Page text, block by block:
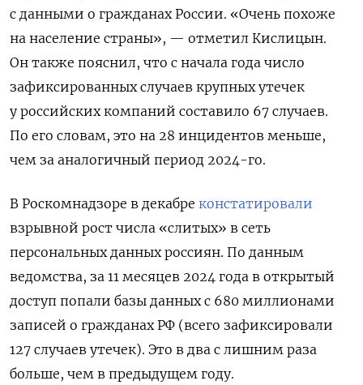
с данными о гражданах России. «Очень похоже
на население страны», — отметил Кислицын.
Он также пояснил, что с начала года число
зафиксированных случаев крупных утечек
у российских компаний составило 67 случаев.
По его словам, это на 28 инцидентов меньше,
чем за аналогичный период 2024-го.
В Роскомнадзоре в декабре констатировали
взрывной рост числа «слитых» в сеть
персональных данных россиян. По данным
ведомства, за 11 месяцев 2024 года в открытый
доступ попали базы данных с 680 миллионами
записей о гражданах РФ (всего зафиксировали
127 случаев утечек). Это в два с лишним раза
больше, чем в предыдущем году.